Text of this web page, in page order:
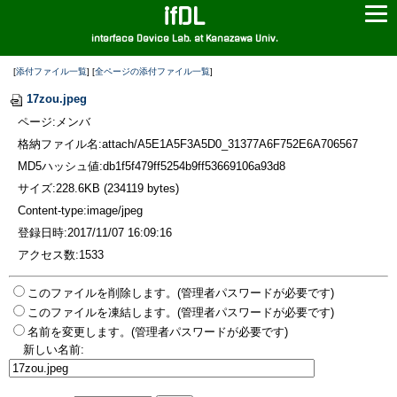
ifDL
interface Device Lab. at Kanazawa Univ.
[添付ファイル一覧] [全ページの添付ファイル一覧]
17zou.jpeg
ページ:メンバ
格納ファイル名:attach/A5E1A5F3A5D0_31377A6F752E6A706567
MD5ハッシュ値:db1f5f479ff5254b9ff53669106a93d8
サイズ:228.6KB (234119 bytes)
Content-type:image/jpeg
登録日時:2017/11/07 16:09:16
アクセス数:1533
このファイルを削除します。(管理者パスワードが必要です)
このファイルを凍結します。(管理者パスワードが必要です)
名前を変更します。(管理者パスワードが必要です)
新しい名前: